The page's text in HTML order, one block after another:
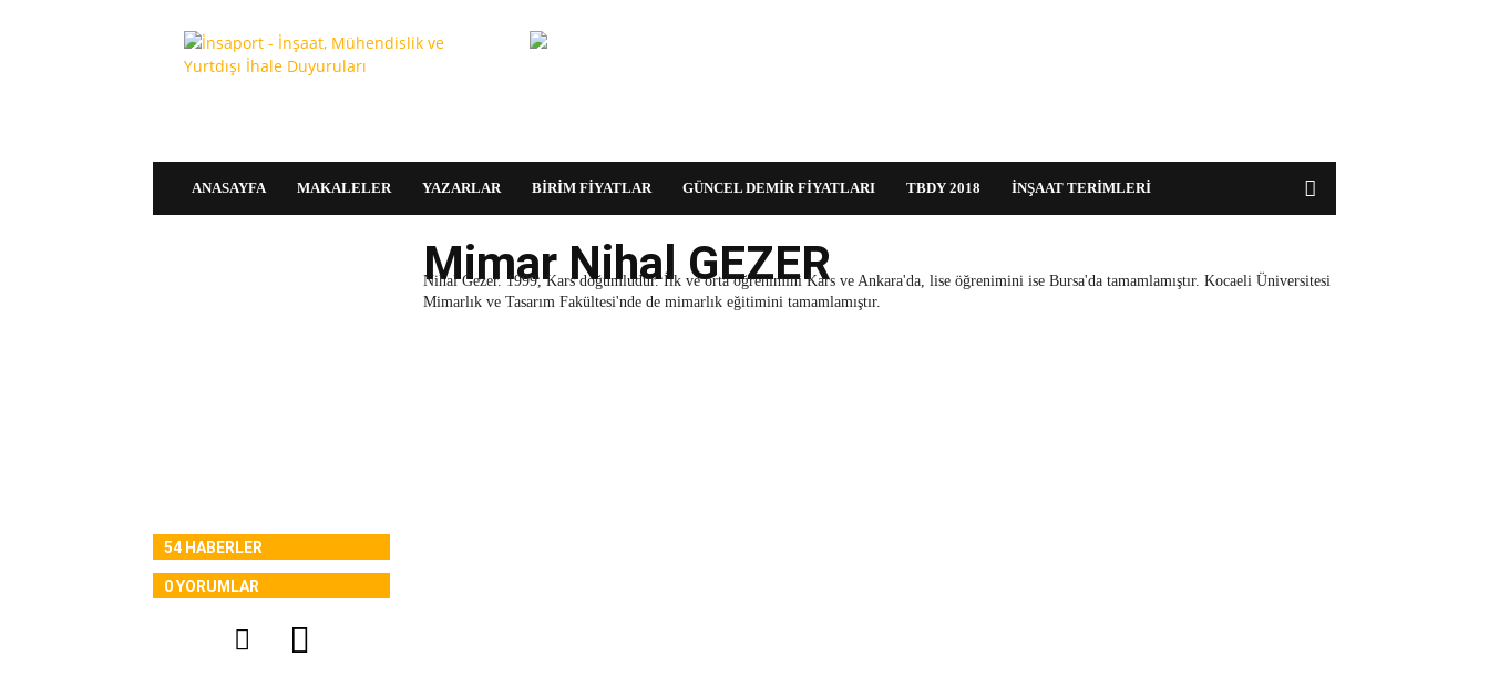
İnşaPORT
|
İnşaat
Portalı
ANASAYFA MAKALELER YAZARLAR BİRİM FİYATLAR GÜNCEL DEMİR FİYATLARI TBDY 2018 İNŞAAT TERİMLERİ
54 HABERLER
0 YORUMLAR
Mimar Nihal GEZER
Nihal Gezer. 1999, Kars doğumludur. İlk ve orta öğrenimini Kars ve Ankara'da, lise öğrenimini ise Bursa'da tamamlamıştır. Kocaeli Üniversitesi
Mimarlık ve Tasarım Fakültesi'nde de mimarlık eğitimini tamamlamıştır.